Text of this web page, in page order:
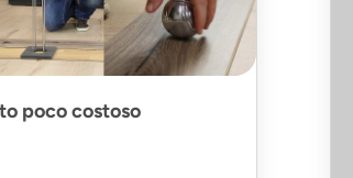
poco costoso